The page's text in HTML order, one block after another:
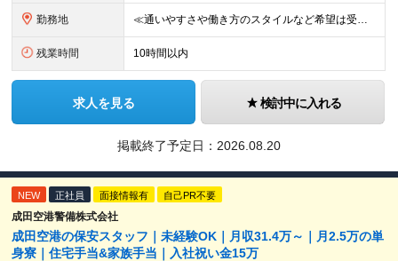
勤務地 ≪通いやすさや働き方のスタイルなど希望は受け入れます！》 ★転居を伴う転勤なし ★直行直帰が基本 ★駅チカ・オープニング案件も多数 ・希望に応じて東京都内近郊、ほか神奈川・千葉・埼玉も含め、配属先を
残業時間 10時間以内
求人を見る 検討中に入れる
掲載終了予定日： 2026.08.20
NEW 正社員 面接情報有 自己PR不要
成田空港警備株式会社
成田空港の保安スタッフ｜未経験OK｜月収31.4万～｜月2.5万の単
身寮｜住宅手当&家族手当｜入社祝い金15万